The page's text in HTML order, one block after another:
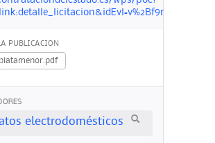
PUBLICACION
electrodomésticos